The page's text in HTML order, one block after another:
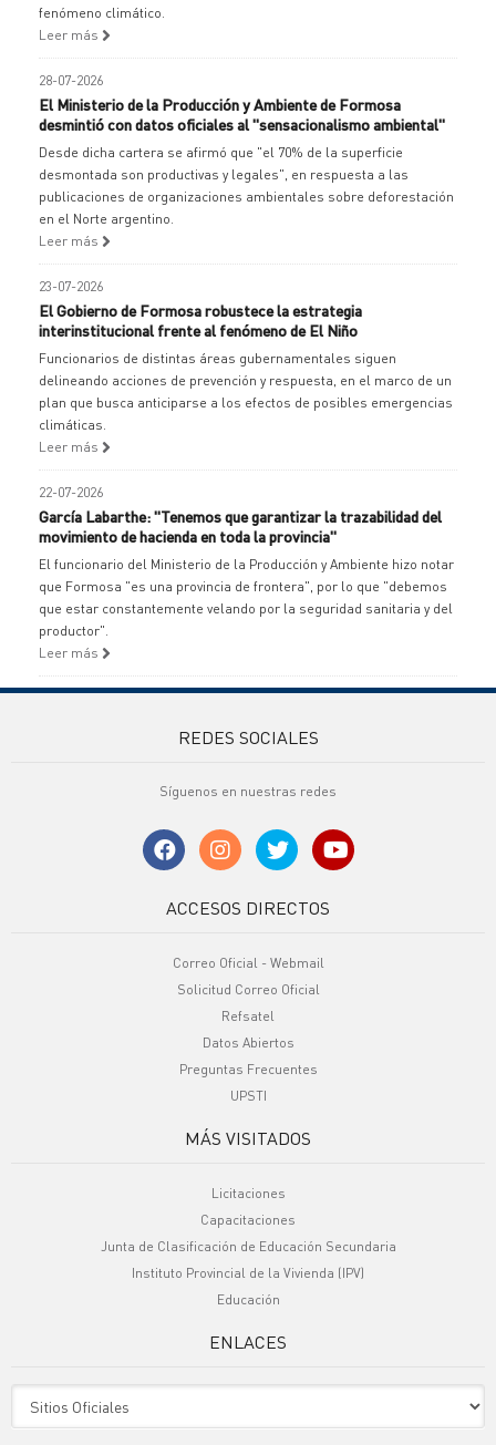
fenómeno climático.
Leer más
28-07-2026
El Ministerio de la Producción y Ambiente de Formosa
desmintió con datos oficiales al "sensacionalismo ambiental"
Desde dicha cartera se afirmó que "el 70% de la superficie
desmontada son productivas y legales", en respuesta a las
publicaciones de organizaciones ambientales sobre deforestación
en el Norte argentino.
Leer más
23-07-2026
El Gobierno de Formosa robustece la estrategia
interinstitucional frente al fenómeno de El Niño
Funcionarios de distintas áreas gubernamentales siguen
delineando acciones de prevención y respuesta, en el marco de un
plan que busca anticiparse a los efectos de posibles emergencias
climáticas.
Leer más
22-07-2026
García Labarthe: "Tenemos que garantizar la trazabilidad del
movimiento de hacienda en toda la provincia"
El funcionario del Ministerio de la Producción y Ambiente hizo notar
que Formosa "es una provincia de frontera", por lo que "debemos
que estar constantemente velando por la seguridad sanitaria y del
productor".
Leer más
REDES SOCIALES
Síguenos en nuestras redes
ACCESOS DIRECTOS
Correo Oficial - Webmail
Solicitud Correo Oficial
Refsatel
Datos Abiertos
Preguntas Frecuentes
UPSTI
MÁS VISITADOS
Licitaciones
Capacitaciones
Junta de Clasificación de Educación Secundaria
Instituto Provincial de la Vivienda (IPV)
Educación
ENLACES